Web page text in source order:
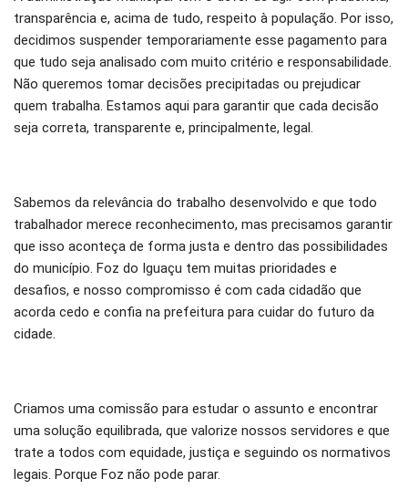
transparência e, acima de tudo, respeito à população. Por isso,
decidimos suspender temporariamente esse pagamento para
que tudo seja analisado com muito critério e responsabilidade.
Não queremos tomar decisões precipitadas ou prejudicar
quem trabalha. Estamos aqui para garantir que cada decisão
seja correta, transparente e, principalmente, legal.
Sabemos da relevância do trabalho desenvolvido e que todo
trabalhador merece reconhecimento, mas precisamos garantir
que isso aconteça de forma justa e dentro das possibilidades
do município. Foz do Iguaçu tem muitas prioridades e
desafios, e nosso compromisso é com cada cidadão que
acorda cedo e confia na prefeitura para cuidar do futuro da
cidade.
Criamos uma comissão para estudar o assunto e encontrar
uma solução equilibrada, que valorize nossos servidores e que
trate a todos com equidade, justiça e seguindo os normativos
legais. Porque Foz não pode parar.